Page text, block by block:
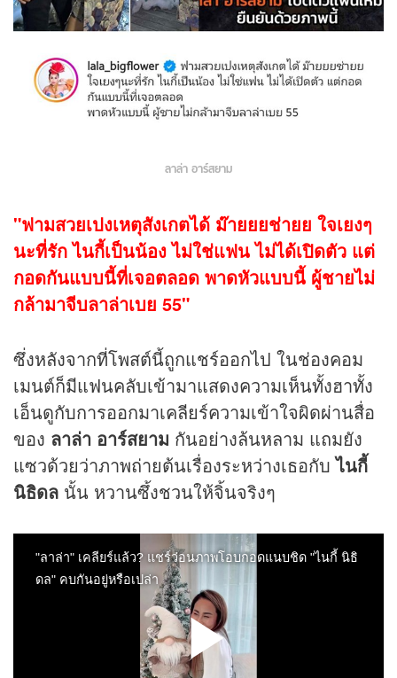
ลาล่า อาร์สยาม
"ฟามสวยเปงเหตุสังเกตได้ ม๊ายยยช่ายย ใจเยงๆ
นะที่รัก ไนกี้เป็นน้อง ไม่ใช่แฟน ไม่ได้เปิดตัว แต่
กอดกันแบบนี้ที่เจอตลอด พาดหัวแบบนี้ ผู้ชายไม่
กล้ามาจีบลาล่าเบย 55"
ซึ่งหลังจากที่โพสต์นี้ถูกแชร์ออกไป ในช่องคอม
เมนต์ก็มีแฟนคลับเข้ามาแสดงความเห็นทั้งฮาทั้ง
เอ็นดูกับการออกมาเคลียร์ความเข้าใจผิดผ่านสื่อ
ของ ลาล่า อาร์สยาม กันอย่างล้นหลาม แถมยัง
แซวด้วยว่าภาพถ่ายต้นเรื่องระหว่างเธอกับไนกี้
นิธิดล นั้น หวานซึ้งชวนให้จิ้นจริงๆ